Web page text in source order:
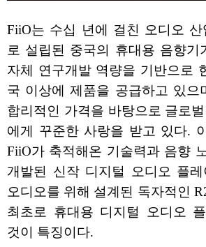
FiiO는 수십 년에 걸친 오디오 산
로 설립된 중국의 휴대용 음향기
자체 연구개발 역량을 기반으로
국 이상에 제품을 공급하고 있으
합리적인 가격을 바탕으로 글로
에게 꾸준한 사랑을 받고 있다.
FiiO가 축적해온 기술력과 음향
개발된 신작 디지털 오디오 플
오디오를 위해 설계된 독자적인
최초로 휴대용 디지털 오디오
것이 특징이다.